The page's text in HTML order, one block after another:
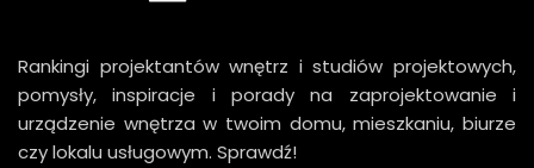
Rankingi projektantów wnętrz i studiów projektowych,
pomysły, inspiracje i porady na zaprojektowanie i
urządzenie wnętrza w twoim domu, mieszkaniu, biurze
czy lokalu usługowym. Sprawdź!